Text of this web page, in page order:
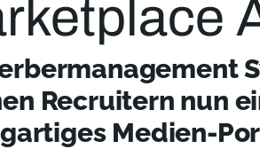
Recruitern nun
Medien-